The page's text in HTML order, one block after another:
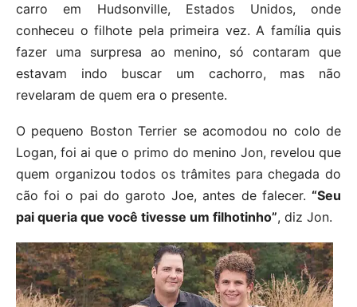
carro em Hudsonville, Estados Unidos, onde
conheceu o filhote pela primeira vez. A família quis
fazer uma surpresa ao menino, só contaram que
estavam indo buscar um cachorro, mas não
revelaram de quem era o presente.
O pequeno Boston Terrier se acomodou no colo de
Logan, foi ai que o primo do menino Jon, revelou que
quem organizou todos os trâmites para chegada do
cão foi o pai do garoto Joe, antes de falecer. “Seu
pai queria que você tivesse um filhotinho”, diz Jon.